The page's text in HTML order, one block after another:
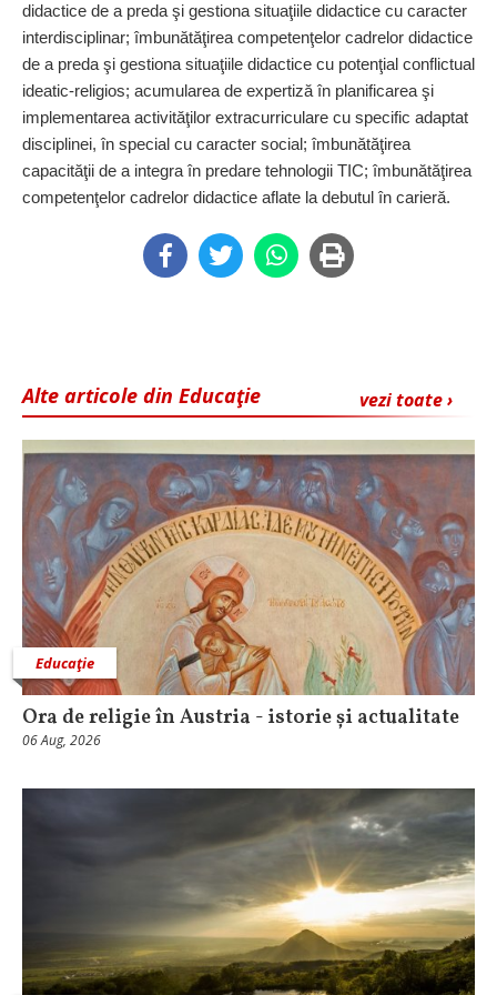
didactice de a preda şi gestiona situaţiile didactice cu caracter
interdisciplinar; îmbunătăţirea competenţelor cadrelor didactice
de a preda şi gestiona situaţiile didactice cu potenţial conflictual
ideatic‑religios; acumularea de expertiză în planificarea şi
implementarea activităţilor extracurriculare cu specific adaptat
disciplinei, în special cu caracter social; îmbunătăţirea
capacităţii de a integra în predare tehnologii TIC; îmbunătăţirea
competenţelor cadrelor didactice aflate la debutul în carieră.
vezi toate ›
Alte articole din Educaţie
Educaţie
Ora de religie în Austria - istorie și actualitate
06 Aug, 2026